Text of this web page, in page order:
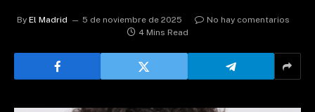
By El Madrid 5 de noviembre de 2025
No hay comentarios
4 Mins Read